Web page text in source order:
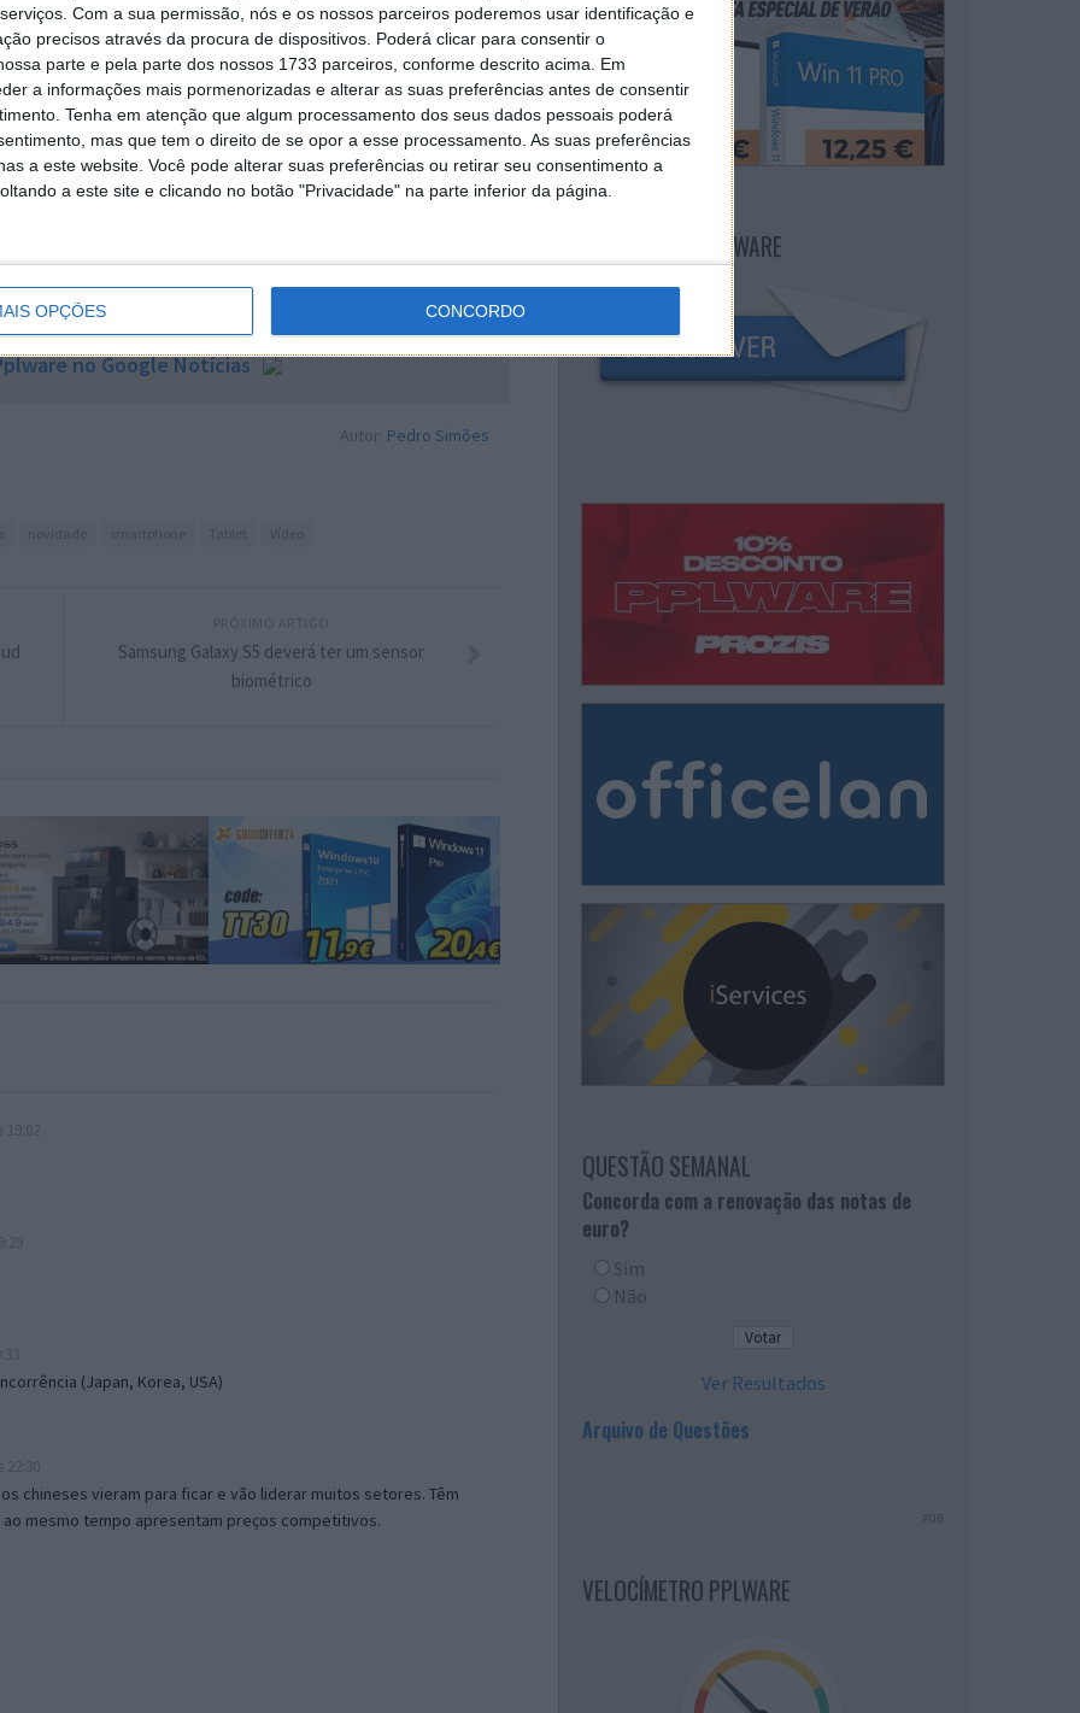
Com a sua permissão, nós e os nossos parceiros poderemos usar identificação e
precisos através da procura de dispositivos. Poderá clicar para consentir o
parte e pela parte dos nossos 1733 parceiros, conforme descrito acima. Em
a informações mais pormenorizadas e alterar as suas preferências antes de consentir
Tenha em atenção que algum processamento dos seus dados pessoais poderá
mas que tem o direito de se opor a esse processamento. As suas preferências
a este website. Você pode alterar suas preferências ou retirar seu consentimento a
a este site e clicando no botão "Privacidade" na parte inferior da página.
OPÇÕES CONCORDO
feita de equipamentos móveis e aí o público terá
que têm vindo a ser lançados.
rica em novidades já que se espera que a Nokia
com Android e também que a Samsung
tem mais de um ano
no Google Notícias
Autor: Pedro Simões
Samsung Galaxy S5 deverá ter um sensor
biométrico
(Japan, Korea, USA)
chineses vieram para ficar e vão liderar muitos setores. Têm
mesmo tempo apresentam preços competitivos.
NEWSLETTER PPLWARE
QUESTÃO SEMANAL
Concorda com a renovação das notas de
euro?
Sim
Não
Ver Resultados
Arquivo de Questões
PUB
VELOCÍMETRO PPLWARE